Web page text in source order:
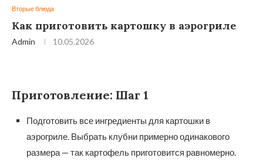
Вторые блюда
Как приготовить картошку в аэрогриле
Admin 10.05.2026
Приготовление: Шаг 1
Подготовить все ингредиенты для картошки в
аэрогриле. Выбрать клубни примерно одинакового
размера — так картофель приготовится равномерно.